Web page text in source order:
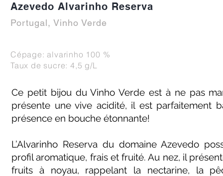
Azevedo Alvarinho Reserva
Portugal, Vinho Verde
Cépage: alvarinho 100 %
Taux de sucre: 4,5 g/L
Ce petit bijou du Vinho Verde est à ne pas
présente une vive acidité, il est parfaitement
présence en bouche étonnante!
L’Alvarinho Reserva du domaine Azevedo
profil aromatique, frais et fruité. Au nez, il
fruits à noyau, rappelant la nectarine, la